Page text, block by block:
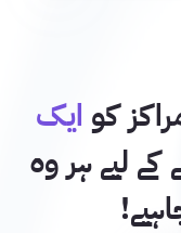
کو ایک
لیے ہر وہ